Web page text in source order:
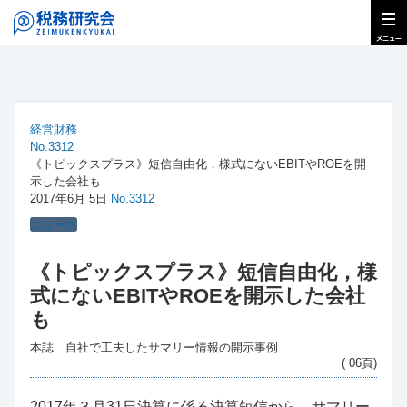
経営財務
No.3312
《トピックスプラス》短信自由化，様式にないEBITやROEを開
示した会社も
2017年6月 5日 No.3312
ニュース
《トピックスプラス》短信自由化，様
式にないEBITやROEを開示した会社
も
本誌 自社で工夫したサマリー情報の開示事例
( 06頁)